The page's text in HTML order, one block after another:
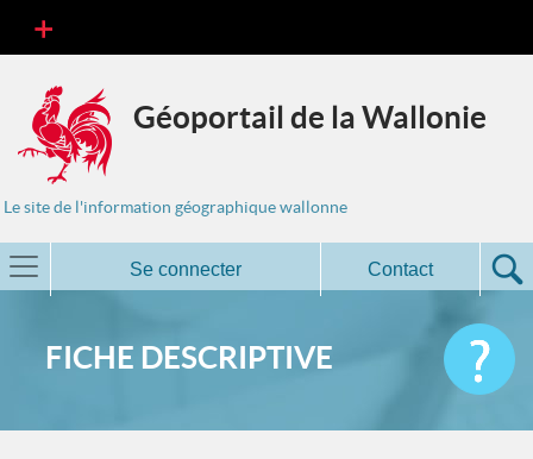
Géoportail de la Wallonie
Le site de l'information géographique wallonne
Se connecter Contact
FICHE DESCRIPTIVE